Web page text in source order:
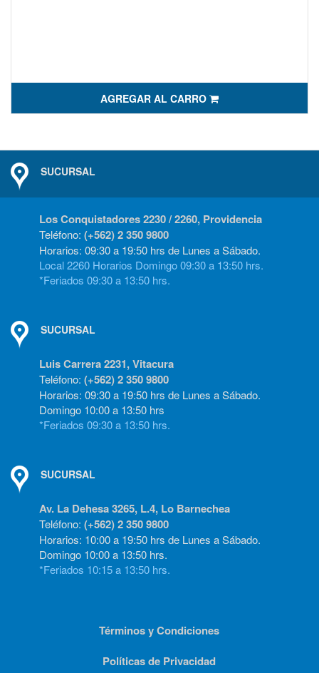
AGREGAR AL CARRO
SUCURSAL
Los Conquistadores 2230 / 2260, Providencia
Teléfono: (+562) 2 350 9800
Horarios: 09:30 a 19:50 hrs de Lunes a Sábado.
Local 2260 Horarios Domingo 09:30 a 13:50 hrs.
*Feriados 09:30 a 13:50 hrs.
SUCURSAL
Luis Carrera 2231, Vitacura
Teléfono: (+562) 2 350 9800
Horarios: 09:30 a 19:50 hrs de Lunes a Sábado.
Domingo 10:00 a 13:50 hrs
*Feriados 09:30 a 13:50 hrs.
SUCURSAL
Av. La Dehesa 3265, L.4, Lo Barnechea
Teléfono: (+562) 2 350 9800
Horarios: 10:00 a 19:50 hrs de Lunes a Sábado.
Domingo 10:00 a 13:50 hrs.
*Feriados 10:15 a 13:50 hrs.
Términos y Condiciones
Políticas de Privacidad